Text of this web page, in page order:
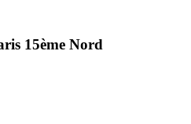
15ème Nord